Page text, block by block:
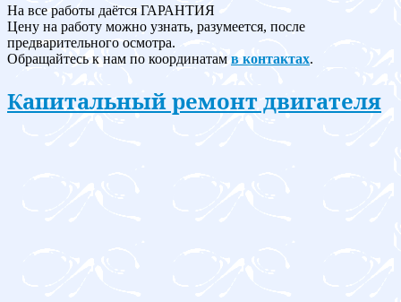
На все работы даётся ГАРАНТИЯ
Цену на работу можно узнать, разумеется, после
предварительного осмотра.
Обращайтесь к нам по координатам в контактах.
Капитальный ремонт двигателя